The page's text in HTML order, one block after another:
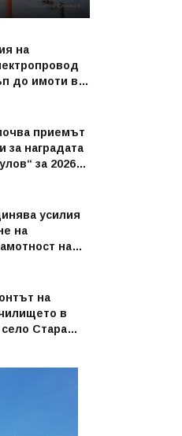
на
до имоти в
приемът
за наградата
за 2026
усилия
на
на
на
в
Стара